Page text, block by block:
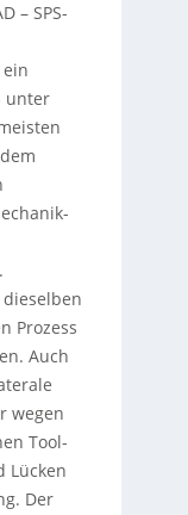
– SPS-
unter
Prozess
Auch
wegen
Tool-
Lücken
Der